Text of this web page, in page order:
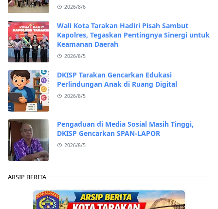
2026/8/6
Wali Kota Tarakan Hadiri Pisah Sambut
Kapolres, Tegaskan Pentingnya Sinergi untuk
Keamanan Daerah
2026/8/5
DKISP Tarakan Gencarkan Edukasi
Perlindungan Anak di Ruang Digital
2026/8/5
Pengaduan di Media Sosial Masih Tinggi,
DKISP Gencarkan SPAN-LAPOR
2026/8/5
ARSIP BERITA